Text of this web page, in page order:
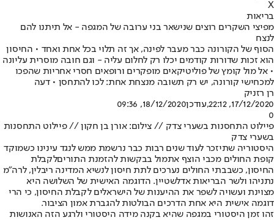
X
בריאות
מפיצי השקרים רוצים שנישאר בני ערובה של המגפה - אל תיתנו להם
לנצח
הסוף של הקורונה כבר מעבר לפינה, אך זה תלוי בכל אחת ואחד • החיסון
הוא זכות שדורות קודמים יכלו רק לחלום עליה - וגם חובה מוסרית עליונה
• אל מול קומץ של פוליטיקאים מופקרים ורופאים חסרי אחריות שהפכו
למכחישי קורונה, יש רק תשובה מנצחת אחת: לכו להתחסן • דעה
רן רזניק
17/12/2020, 22:12
,עודכן18/12/2020, 09:36
0
פיילוט התחסנות בשערי צדק // צילום: אורן בן חקון // פיילוט התחסנות
בשערי צדק
היסטוריה שתיזכר לעוד שנים רבות כבר נרשמת ממש לנגד עינינו כשמוקד
קופת החולים מכבי הוצף אתמול בבקשות להזמנת התוריםלקבלת
החיסון, כשבבתי החולים נערכים לתת חיסון לנשיא המדינה ריבלין, לרה"מ
נתניהו ולשר הבריאות אדלשטיין. הדוגמה האישית של השלושה היא
מצוינת ועשויה לשפר את ההיענות של הישראלים לקבלת החיסון, כי הרי
דוגמה אישית היא אחת הדרכים הבולטות להגברת אמון הציבור.
זהו זמן היסטורי במגפה שהיא בקנה מידה היסטורי ולרגע הזה האנושות